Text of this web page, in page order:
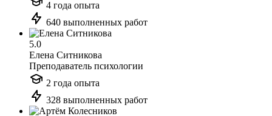
4 года опыта
640 выполненных работ
5.0
Елена Ситникова
Преподаватель психологии
2 года опыта
328 выполненных работ